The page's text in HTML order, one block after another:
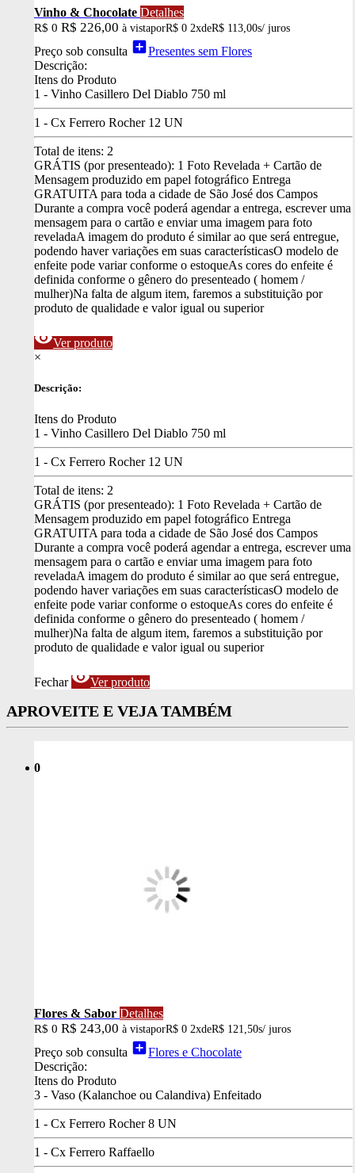
Vinho & Chocolate Detalhes
R$ 0 R$ 226,00 à vistaporR$ 0 2xdeR$ 113,00s/ juros
Preço sob consulta add_boxPresentes sem Flores
Descrição:
Itens do Produto
1 - Vinho Casillero Del Diablo 750 ml
1 - Cx Ferrero Rocher 12 UN
Total de itens: 2
GRÁTIS (por presenteado): 1 Foto Revelada + Cartão de
Mensagem produzido em papel fotográfico Entrega
GRATUITA para toda a cidade de São José dos Campos
Durante a compra você poderá agendar a entrega, escrever uma
mensagem para o cartão e enviar uma imagem para foto
reveladaA imagem do produto é similar ao que será entregue,
podendo haver variações em suas característicasO modelo de
enfeite pode variar conforme o estoqueAs cores do enfeite é
definida conforme o gênero do presenteado ( homem /
mulher)Na falta de algum item, faremos a substituição por
produto de qualidade e valor igual ou superior
visibilityVer produto
×
Descrição:
Itens do Produto
1 - Vinho Casillero Del Diablo 750 ml
1 - Cx Ferrero Rocher 12 UN
Total de itens: 2
GRÁTIS (por presenteado): 1 Foto Revelada + Cartão de
Mensagem produzido em papel fotográfico Entrega
GRATUITA para toda a cidade de São José dos Campos
Durante a compra você poderá agendar a entrega, escrever uma
mensagem para o cartão e enviar uma imagem para foto
reveladaA imagem do produto é similar ao que será entregue,
podendo haver variações em suas característicasO modelo de
enfeite pode variar conforme o estoqueAs cores do enfeite é
definida conforme o gênero do presenteado ( homem /
mulher)Na falta de algum item, faremos a substituição por
produto de qualidade e valor igual ou superior
Fechar visibilityVer produto
APROVEITE E VEJA TAMBÉM
0
Flores & Sabor Detalhes
R$ 0 R$ 243,00 à vistaporR$ 0 2xdeR$ 121,50s/ juros
Preço sob consulta add_boxFlores e Chocolate
Descrição:
Itens do Produto
3 - Vaso (Kalanchoe ou Calandiva) Enfeitado
1 - Cx Ferrero Rocher 8 UN
1 - Cx Ferrero Raffaello